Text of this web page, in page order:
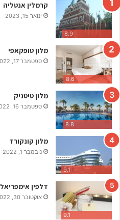
י
ק
ת
ה
ק
ה
8.9
קרמלין אנטליה
ינואר 15, 2023
8.6
מלון טופקאפי
ספטמבר 17, 2022
8.8
מלון טיטניק
ספטמבר 16, 2022
9.1
מלון קונקורד
נובמבר 1, 2022
9.1
דלפין אימפריאל
אוקטובר 30, 2022